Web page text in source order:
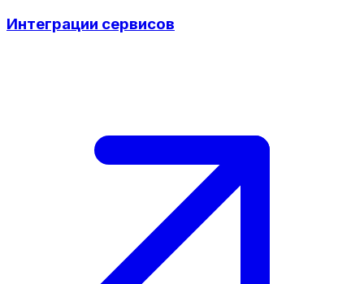
Интеграции сервисов